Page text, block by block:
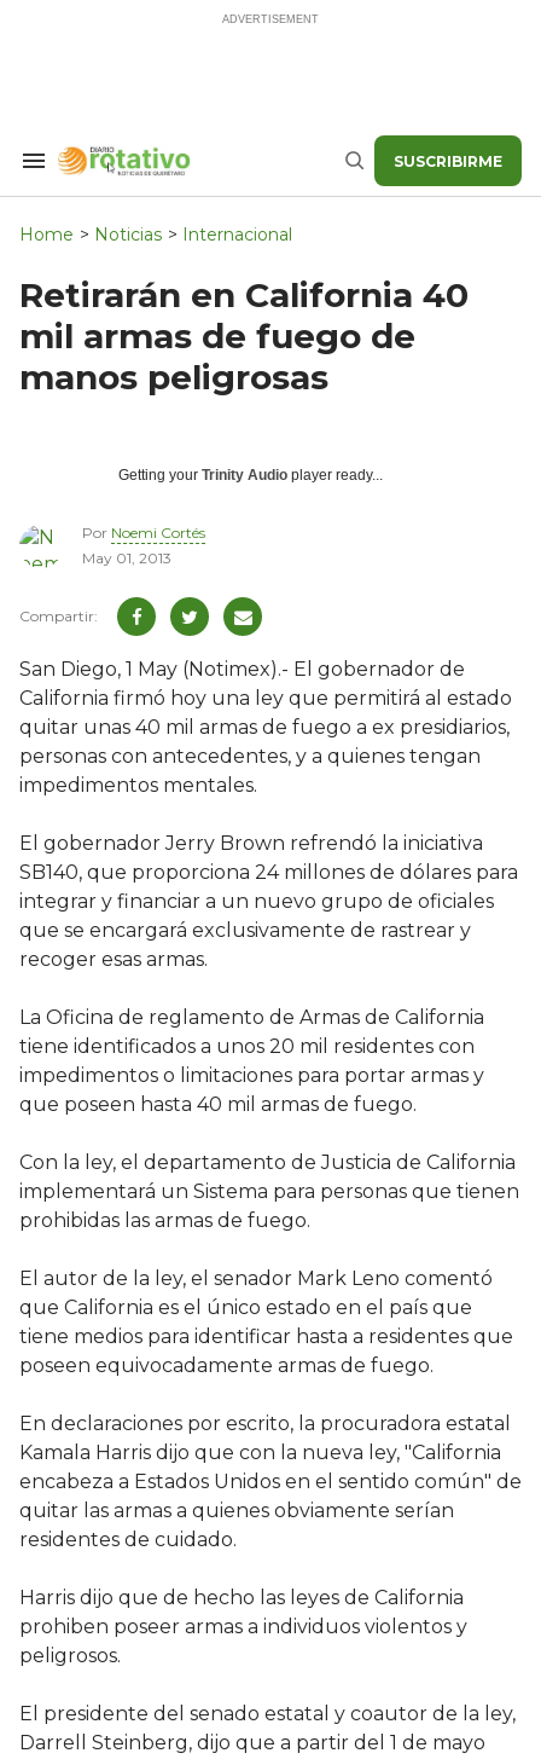
Search
Navigation
Buscar SUSCRIBIRME
Home > Noticias > Internacional
Retirarán en California 40
mil armas de fuego de
manos peligrosas
Getting your Trinity Audio player ready...
Por Noemi Cortés
May 01, 2013
San Diego, 1 May (Notimex).- El gobernador de
California firmó hoy una ley que permitirá al estado
quitar unas 40 mil armas de fuego a ex presidiarios,
personas con antecedentes, y a quienes tengan
impedimentos mentales.
El gobernador Jerry Brown refrendó la iniciativa
SB140, que proporciona 24 millones de dólares para
integrar y financiar a un nuevo grupo de oficiales
que se encargará exclusivamente de rastrear y
recoger esas armas.
La Oficina de reglamento de Armas de California
tiene identificados a unos 20 mil residentes con
impedimentos o limitaciones para portar armas y
que poseen hasta 40 mil armas de fuego.
Con la ley, el departamento de Justicia de California
implementará un Sistema para personas que tienen
prohibidas las armas de fuego.
El autor de la ley, el senador Mark Leno comentó
que California es el único estado en el país que
tiene medios para identificar hasta a residentes que
poseen equivocadamente armas de fuego.
En declaraciones por escrito, la procuradora estatal
Kamala Harris dijo que con la nueva ley, "California
encabeza a Estados Unidos en el sentido común" de
quitar las armas a quienes obviamente serían
residentes de cuidado.
Harris dijo que de hecho las leyes de California
prohiben poseer armas a individuos violentos y
peligrosos.
El presidente del senado estatal y coautor de la ley,
Darrell Steinberg, dijo que a partir del 1 de mayo